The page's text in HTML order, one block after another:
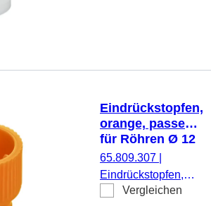
Eindrückstopfen,
orange, passend
für Röhren Ø 12
mm
65.809.307
Eindrückstopfen,
orange, passend für
Vergleichen